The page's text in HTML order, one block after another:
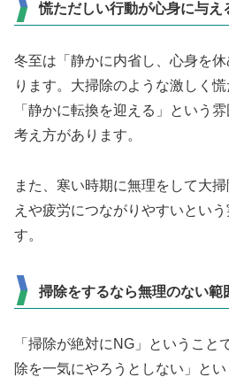
慌ただしい行動が心身に与え
冬至は「静かに内省し、心身を
ります。大掃除のような激しく
「静かに転換を迎える」という
考え方があります。
また、寒い時期に無理をして大
えや疲労につながりやすいとい
す。
掃除をするなら無理のない範
「掃除が絶対にNG」ということ
除を一気にやろうとしない」とい